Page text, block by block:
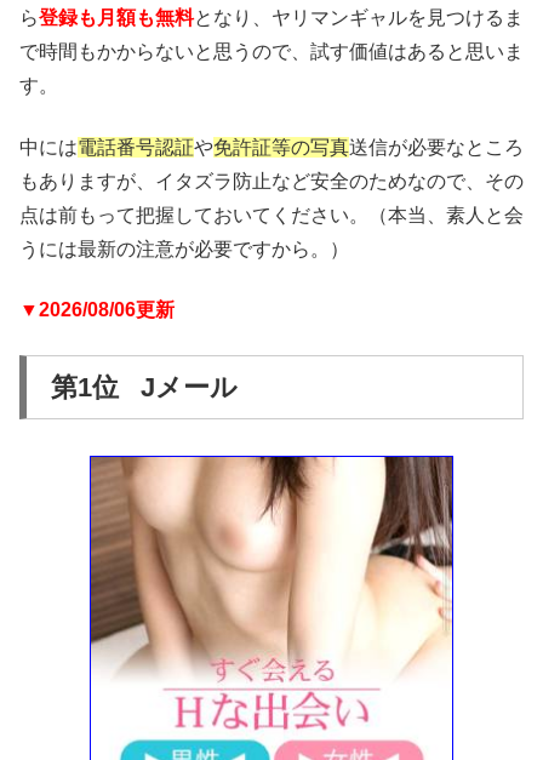
ら登録も月額も無料となり、ヤリマンギャルを見つけるま
で時間もかからないと思うので、試す価値はあると思いま
す。
中には電話番号認証や免許証等の写真送信が必要なところ
もありますが、イタズラ防止など安全のためなので、その
点は前もって把握しておいてください。（本当、素人と会
うには最新の注意が必要ですから。）
▼2026/08/06更新
第1位 Jメール